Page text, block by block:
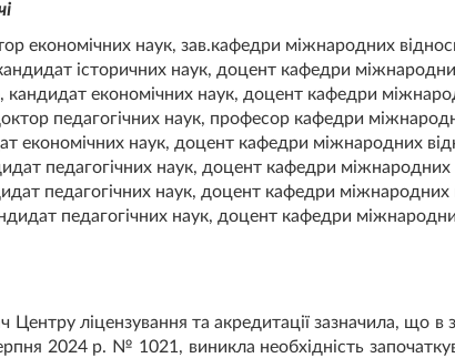
економічних наук, зав.кафедри міжнародних
історичних наук, доцент кафедри
економічних наук, доцент кафедри
педагогічних наук, професор кафедри
економічних наук, доцент кафедри міжнародних
педагогічних наук, доцент кафедри міжнародних
педагогічних наук, доцент кафедри міжнародних
педагогічних наук, доцент кафедри
Центру ліцензування та акредитації зазначила, що в
2024 р. № 1021, виникла необхідність